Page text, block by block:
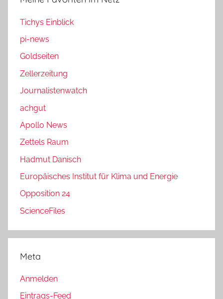
Tichys Einblick
pi-news
Goldseiten
Zellerzeitung
Journalistenwatch
achgut
Apollo News
Zettels Raum
Hadmut Danisch
Europäisches Institut für Klima und Energie
Opposition 24
ScienceFiles
Meta
Anmelden
Eintrags-Feed